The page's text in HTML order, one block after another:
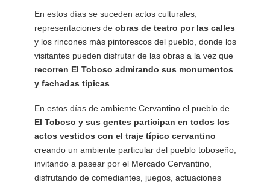
En estos días se suceden actos culturales,
representaciones de obras de teatro por las calles
y los rincones más pintorescos del pueblo, donde los
visitantes pueden disfrutar de las obras a la vez que
recorren El Toboso admirando sus monumentos
y fachadas típicas
En estos días de ambiente Cervantino el pueblo de
El Toboso y sus gentes participan en todos los
actos vestidos con el traje típico cervantino
creando un ambiente particular del pueblo toboseño,
invitando a pasear por el Mercado Cervantino,
disfrutando de comediantes, juegos, actuaciones